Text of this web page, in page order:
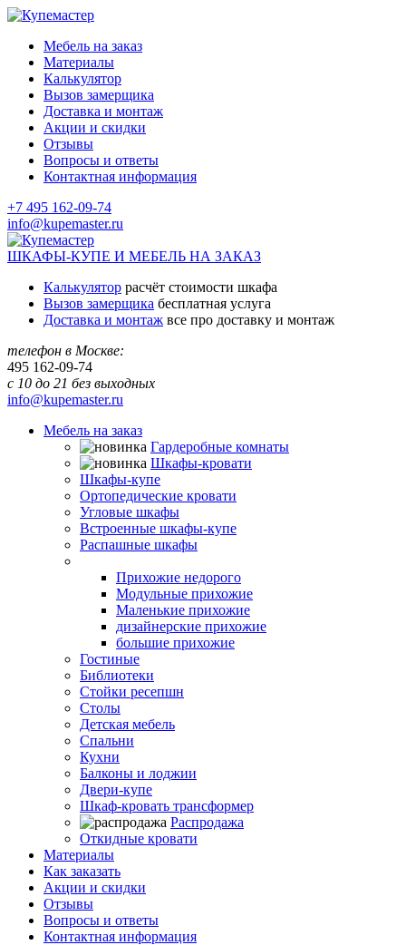
Мебель на заказ
Материалы
Калькулятор
Вызов замерщика
Доставка и монтаж
Акции и скидки
Отзывы
Вопросы и ответы
Контактная информация
+7 495 162-09-74
info@kupemaster.ru
ШКАФЫ-КУПЕ И МЕБЕЛЬ НА ЗАКАЗ
Калькулятор расчёт стоимости шкафа
Вызов замерщика бесплатная услуга
Доставка и монтаж все про доставку и монтаж
телефон в Москве:
495 162-09-74
с 10 до 21 без выходных
info@kupemaster.ru
Мебель на заказ
Гардеробные комнаты
Шкафы-кровати
Шкафы-купе
Ортопедические кровати
Угловые шкафы
Встроенные шкафы-купе
Распашные шкафы
Прихожие недорого
Модульные прихожие
Маленькие прихожие
дизайнерские прихожие
большие прихожие
Гостиные
Библиотеки
Стойки ресепшн
Столы
Детская мебель
Спальни
Кухни
Балконы и лоджии
Двери-купе
Шкаф-кровать трансформер
Распродажа
Откидные кровати
Материалы
Как заказать
Акции и скидки
Отзывы
Вопросы и ответы
Контактная информация